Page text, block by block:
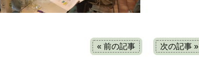
« 前の記事 次の記事 »